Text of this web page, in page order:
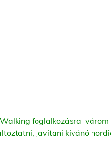
Walking foglalkozásravárom
javítani kívánó